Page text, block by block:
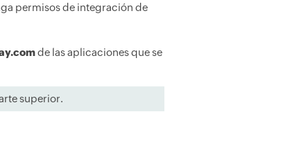
permisos de integración de
de las aplicaciones que se
superior.